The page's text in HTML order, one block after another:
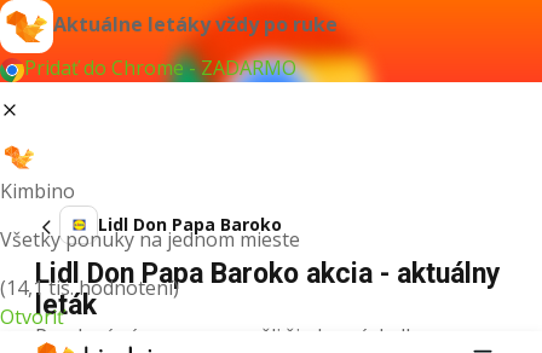
Aktuálne letáky vždy po ruke
Pridať do Chrome - ZADARMO
Kimbino
Všetky ponuky na jednom mieste
(14,1 tis. hodnotení)
Otvoriť
Lidl Don Papa Baroko
Lidl Don Papa Baroko akcia - aktuálny
leták
Pre daný výraz sme nenašli žiadne výsledky.